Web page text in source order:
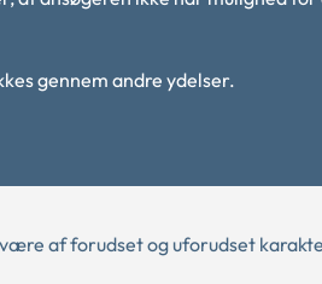
gennem andre ydelser.
af forudset og uforudset